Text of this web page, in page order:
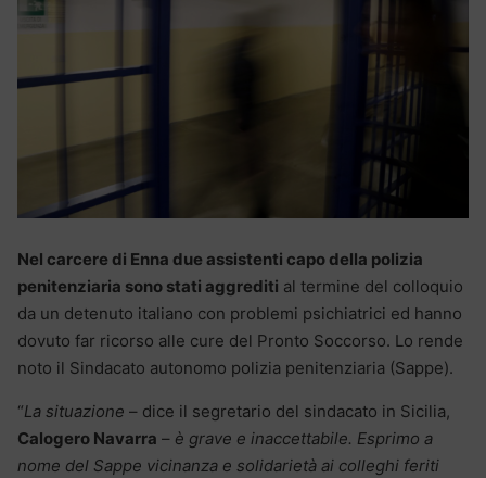
Nel carcere di Enna due assistenti capo della polizia
penitenziaria sono stati aggrediti al termine del colloquio
da un detenuto italiano con problemi psichiatrici ed hanno
dovuto far ricorso alle cure del Pronto Soccorso. Lo rende
noto il Sindacato autonomo polizia penitenziaria (Sappe).
“La situazione – dice il segretario del sindacato in Sicilia,
Calogero Navarra – è grave e inaccettabile. Esprimo a
nome del Sappe vicinanza e solidarietà ai colleghi feriti